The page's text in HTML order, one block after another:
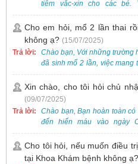
tiện hơn, bạn có thể đặt
0988 270 115. Nếu cần hỗ
thêm, vui lòng liên hệ qua
hoặc Fanpage Bệnh viện
Nam - Thụy Điển Uông Bí.
tiêm vắc-xin cho các bé.
nhiên, các loại vắc-xin
theo từng đợt, không phải
nào cũng có sẵn.
Cho em hỏi, mổ 2 lần thai
không ạ? (15/07/2025)
Trả lời:
Chào bạn, Với những trường
đã sinh mổ 2 lần, việc mang
lần 3 vẫn có thể thực hiện
Tại Bệnh viện, chúng tôi đã
nhận và hỗ trợ nhiều thai phụ
nhu cầu tương tự.
Xin chào, cho tôi hỏi chủ
(09/07/2025)
Trả lời:
Chào bạn, Bạn hoàn toàn có
đến hiến máu vào ngày
Nhật.
Cho tôi hỏi, nếu muốn điều
tại Khoa Khám bệnh không ạ?